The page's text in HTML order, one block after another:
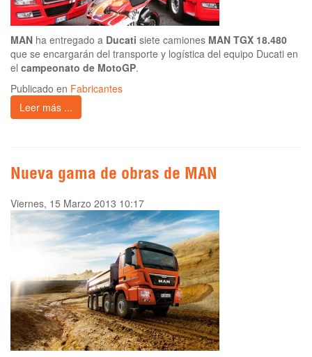
MAN ha entregado a Ducati siete camiones MAN TGX 18.480
que se encargarán del transporte y logística del equipo Ducati en
el campeonato de MotoGP.
Publicado en Fabricantes
Leer más ...
Nueva gama de obras de MAN
Viernes, 15 Marzo 2013 10:17